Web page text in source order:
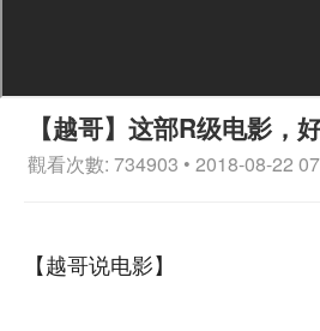
【越哥】这部R级电影，
觀看次數: 734903 • 2018-08-22
【越哥说电影】